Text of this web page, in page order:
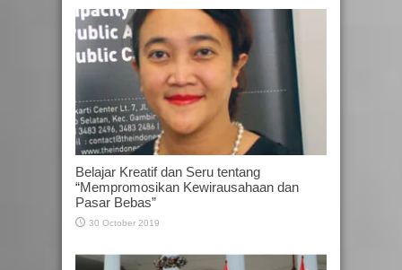
Belajar Kreatif dan Seru tentang
“Mempromosikan Kewirausahaan dan
Pasar Bebas”
30 October 2019